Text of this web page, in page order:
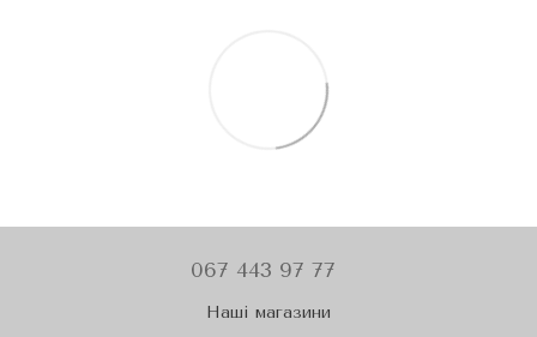
067 443 97 77
Наші магазини